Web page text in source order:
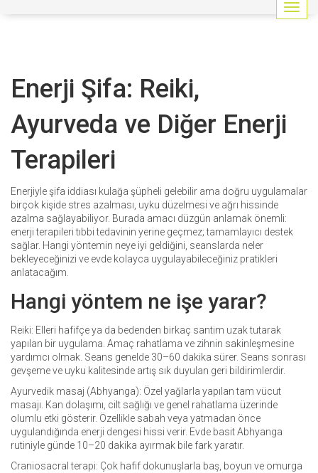
G
e
a
t
Enerji Şifa: Reiki,
Ayurveda ve Diğer Enerji
Terapileri
Enerjiyle şifa iddiası kulağa şüpheli gelebilir ama doğru uygulamalar
birçok kişide stres azalması, uyku düzelmesi ve ağrı hissinde
azalma sağlayabiliyor. Burada amacı düzgün anlamak önemli:
enerji terapileri tıbbi tedavinin yerine geçmez; tamamlayıcı destek
sağlar. Hangi yöntemin neye iyi geldiğini, seanslarda neler
bekleyeceğinizi ve evde kolayca uygulayabileceğiniz pratikleri
anlatacağım.
Hangi yöntem ne işe yarar?
Reiki: Elleri hafifçe ya da bedenden birkaç santim uzak tutarak
yapılan bir uygulama. Amaç rahatlama ve zihnin sakinleşmesine
yardımcı olmak. Seans genelde 30–60 dakika sürer. Seans sonrası
gevşeme ve uyku kalitesinde artış sık duyulan geri bildirimlerdir.
Ayurvedik masaj (Abhyanga): Özel yağlarla yapılan tam vücut
masajı. Kan dolaşımı, cilt sağlığı ve genel rahatlama üzerinde
olumlu etki gösterir. Özellikle sabah veya yatmadan önce
uygulandığında enerji dengesi hissi verir. Evde basit Abhyanga
rutiniyle günde 10–20 dakika ayırmak bile fark yaratır.
Craniosacral terapi: Çok hafif dokunuşlarla baş, boyun ve omurga